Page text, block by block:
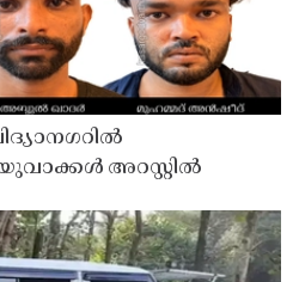
അറസ്റ്റിൽ